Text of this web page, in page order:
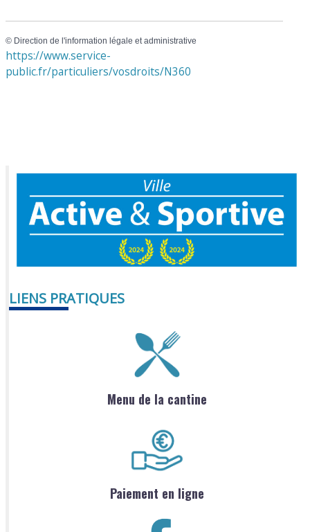
© Direction de l'information légale et administrative
https://www.service-
public.fr/particuliers/vosdroits/N360
LIENS PRATIQUES
Menu de la cantine
Paiement en ligne